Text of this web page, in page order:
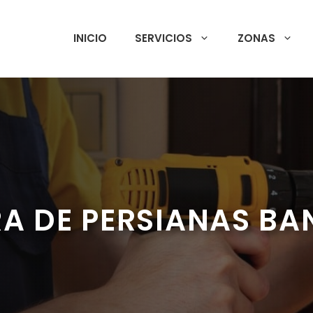
INICIO SERVICIOS ZONAS
DE PERSIANAS